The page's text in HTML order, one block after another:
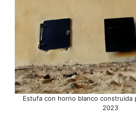
Estufa con horno blanco construida
2023